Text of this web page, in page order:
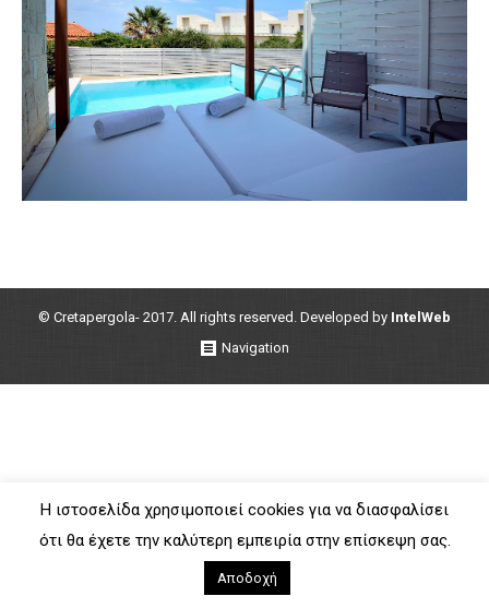
© Cretapergola- 2017. All rights reserved. Developed by IntelWeb
Navigation
Η ιστοσελίδα χρησιμοποιεί cookies για να διασφαλίσει
ότι θα έχετε την καλύτερη εμπειρία στην επίσκεψη σας.
Αποδοχή